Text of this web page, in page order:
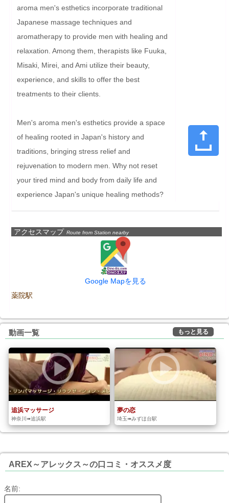
aroma men's esthetics incorporate traditional
Japanese massage techniques and
aromatherapy to provide men with healing and
relaxation. Among them, therapists like Fuuka,
Misaki, Mirei, and Ami utilize their beauty,
experience, and skills to offer the best
treatments to their clients.
Men's aroma men's esthetics provide a space
of healing rooted in Japan's history and
traditions, bringing stress relief and
rejuvenation to modern men. Why not reset
your tired mind and body from daily life and
experience Japan's unique healing methods?
アクセスマップ Route from Station nearby
Google Mapを見る
薬院駅
動画一覧 もっと見る
追浜マッサージ
神奈川➠追浜駅
夢の恋
埼玉➠みずほ台駅
AREX～アレックス～の口コミ・オススメ度
名前: